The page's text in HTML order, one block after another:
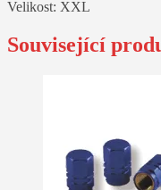
Velikost: XXL
Související